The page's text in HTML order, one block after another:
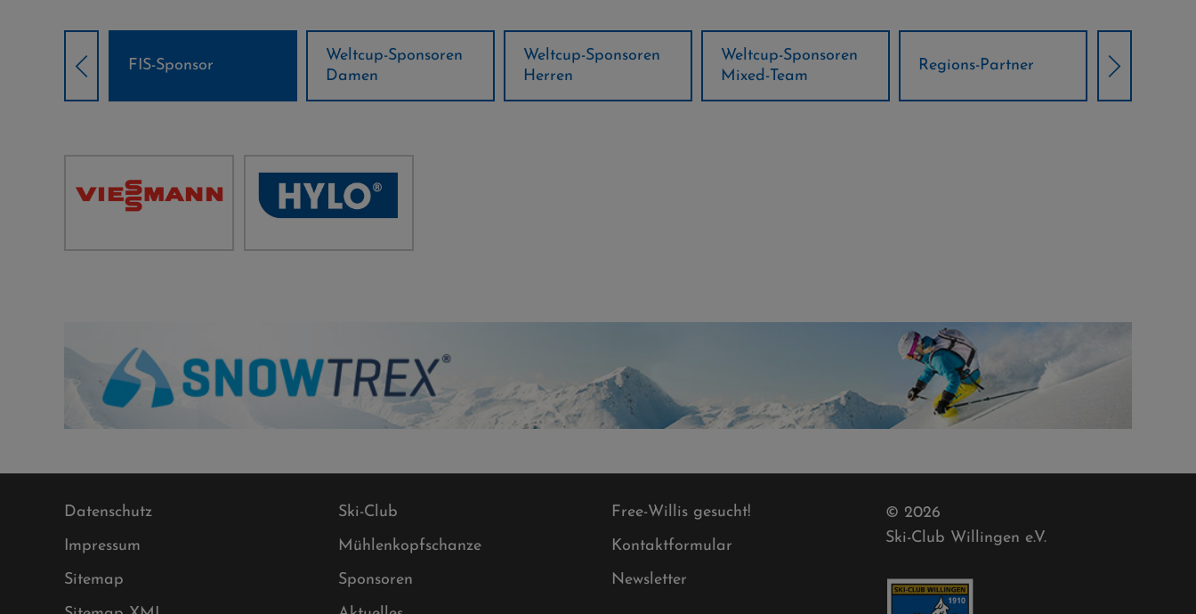
Weltcup-Sponsoren
Damen
Weltcup-Sponsoren
Herren
Weltcup-Sponsoren
Mixed-Team
Regions-Partner
Örtliche Weltcup-
Partner
Klima
Datenschutz
Impressum
Sitemap
Ski-Club
Mühlenkopfschanze
Sponsoren
Free-Willis gesucht!
Kontaktformular
Newsletter
© 2026
Ski-Club Willingen e.V.